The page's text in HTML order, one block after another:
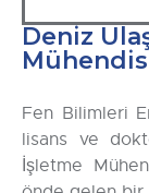
Deniz
Fen Bilimleri
lisans ve
İşletme